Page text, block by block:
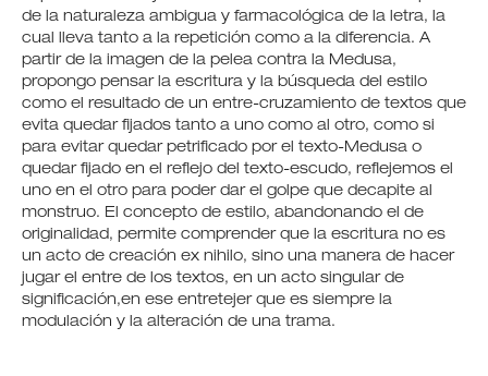
de la naturaleza ambigua y farmacológica de la letra, la
cual lleva tanto a la repetición como a la diferencia. A
partir de la imagen de la pelea contra la Medusa,
propongo pensar la escritura y la búsqueda del estilo
como el resultado de un entre-cruzamiento de textos que
evita quedar fijados tanto a uno como al otro, como si
para evitar quedar petrificado por el texto-Medusa o
quedar fijado en el reflejo del texto-escudo, reflejemos el
uno en el otro para poder dar el golpe que decapite al
monstruo. El concepto de estilo, abandonando el de
originalidad, permite comprender que la escritura no es
un acto de creación ex nihilo, sino una manera de hacer
jugar el entre de los textos, en un acto singular de
significación,en ese entretejer que es siempre la
modulación y la alteración de una trama.